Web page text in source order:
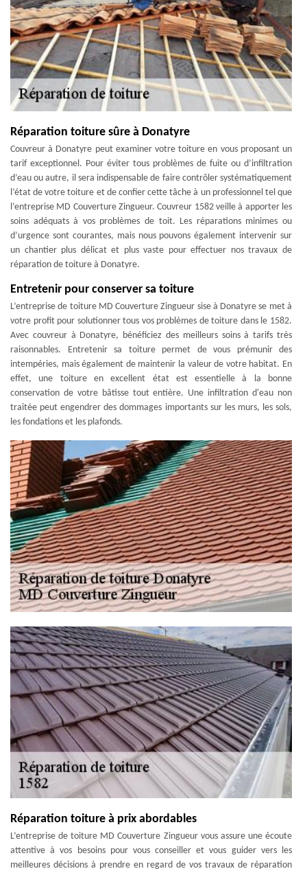
Réparation toiture sûre à Donatyre
Couvreur à Donatyre peut examiner votre toiture en vous proposant un
tarif exceptionnel. Pour éviter tous problèmes de fuite ou d’infiltration
d’eau ou autre, il sera indispensable de faire contrôler systématiquement
l’état de votre toiture et de confier cette tâche à un professionnel tel que
l’entreprise MD Couverture Zingueur. Couvreur 1582 veille à apporter les
soins adéquats à vos problèmes de toit. Les réparations minimes ou
d’urgence sont courantes, mais nous pouvons également intervenir sur
un chantier plus délicat et plus vaste pour effectuer nos travaux de
réparation de toiture à Donatyre.
Entretenir pour conserver sa toiture
L’entreprise de toiture MD Couverture Zingueur sise à Donatyre se met à
votre profit pour solutionner tous vos problèmes de toiture dans le 1582.
Avec couvreur à Donatyre, bénéficiez des meilleurs soins à tarifs très
raisonnables. Entretenir sa toiture permet de vous prémunir des
intempéries, mais également de maintenir la valeur de votre habitat. En
effet, une toiture en excellent état est essentielle à la bonne
conservation de votre bâtisse tout entière. Une infiltration d'eau non
traitée peut engendrer des dommages importants sur les murs, les sols,
les fondations et les plafonds.
Réparation toiture à prix abordables
L’entreprise de toiture MD Couverture Zingueur vous assure une écoute
attentive à vos besoins pour vous conseiller et vous guider vers les
meilleures décisions à prendre en regard de vos travaux de réparation